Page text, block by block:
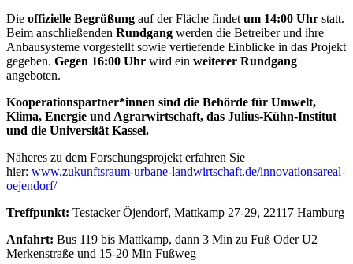
Die offizielle Begrüßung auf der Fläche findet um 14:00 Uhr statt.
Beim anschließenden Rundgang werden die Betreiber und ihre
Anbausysteme vorgestellt sowie vertiefende Einblicke in das Projekt
gegeben. Gegen 16:00 Uhr wird ein weiterer Rundgang
angeboten.
Kooperationspartner*innen sind die Behörde für Umwelt,
Klima, Energie und Agrarwirtschaft, das Julius-Kühn-Institut
und die Universität Kassel.
Näheres zu dem Forschungsprojekt erfahren Sie
hier: www.zukunftsraum-urbane-landwirtschaft.de/innovationsareal-
oejendorf/
Treffpunkt: Testacker Öjendorf, Mattkamp 27-29, 22117 Hamburg
Anfahrt: Bus 119 bis Mattkamp, dann 3 Min zu Fuß Oder U2
Merkenstraße und 15-20 Min Fußweg